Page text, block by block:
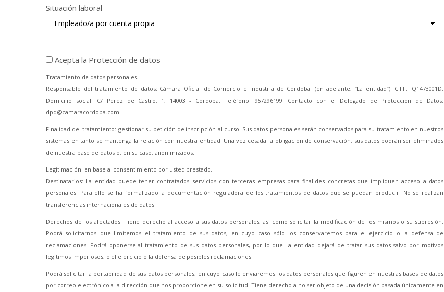
Situación laboral
Acepta la Protección de datos
Tratamiento de datos personales.
Responsable del tratamiento de datos: Cámara Oficial de Comercio e Industria de Córdoba. (en adelante, “La entidad”). C.I.F.: Q1473001D.
Domicilio social: C/ Perez de Castro, 1, 14003 - Córdoba. Teléfono: 957296199. Contacto con el Delegado de Protección de Datos:
dpd@camaracordoba.com.
Finalidad del tratamiento: gestionar su petición de inscripción al curso. Sus datos personales serán conservados para su tratamiento en nuestros
sistemas en tanto se mantenga la relación con nuestra entidad. Una vez cesada la obligación de conservación, sus datos podrán ser eliminados
de nuestra base de datos o, en su caso, anonimizados.
Legitimación: en base al consentimiento por usted prestado.
Destinatarios: La entidad puede tener contratados servicios con terceras empresas para finalides concretas que impliquen acceso a datos
personales. Para ello se ha formalizado la documentación reguladora de los tratamientos de datos que se puedan producir. No se realizan
transferencias internacionales de datos.
Derechos de los afectados: Tiene derecho al acceso a sus datos personales, así como solicitar la modificación de los mismos o su supresión.
Podrá solicitarnos que limitemos el tratamiento de sus datos, en cuyo caso sólo los conservaremos para el ejercicio o la defensa de
reclamaciones. Podrá oponerse al tratamiento de sus datos personales, por lo que La entidad dejará de tratar sus datos salvo por motivos
legítimos imperiosos, o el ejercicio o la defensa de posibles reclamaciones.
Podrá solicitar la portabilidad de sus datos personales, en cuyo caso le enviaremos los datos personales que figuren en nuestras bases de datos
por correo electrónico a la dirección que nos proporcione en su solicitud. Tiene derecho a no ser objeto de una decisión basada únicamente en